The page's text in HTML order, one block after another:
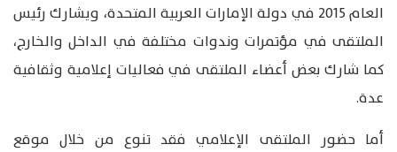
العام 2015 في دولة الإمارات العربية المتحدة، ويشارك رئيس
الملتقى في مؤتمرات وندوات مختلفة في الداخل والخارج،
كما شارك بعض أعضاء الملتقى في فعاليات إعلامية وثقافية
عدة.
أما حضور الملتقى الإعلامي فقد تنوع من خلال موقع